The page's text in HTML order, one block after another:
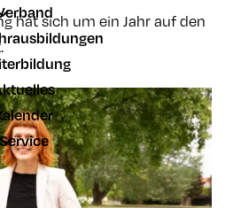
Service
hat sich um ein Jahr auf den